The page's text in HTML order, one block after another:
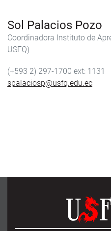
Sol Palacios Pozo
Coordinadora Instituto de
USFQ)
(+593 2) 297-1700
1131
spalaciosp@usfq.edu.ec